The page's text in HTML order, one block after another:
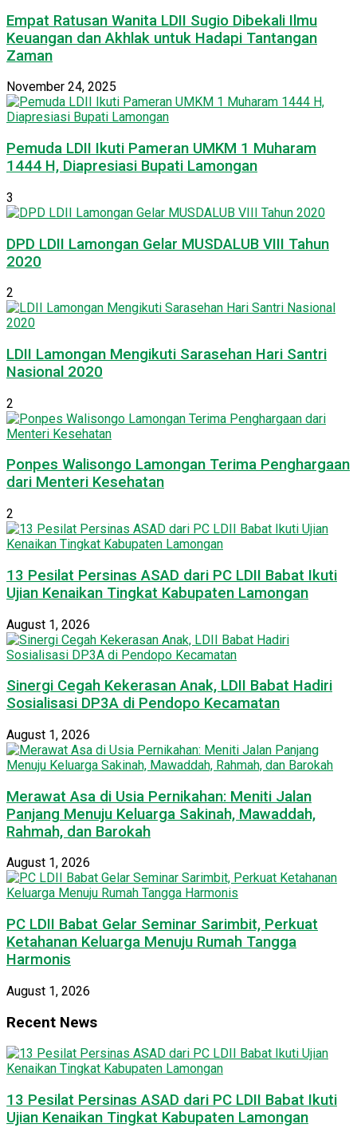
Empat Ratusan Wanita LDII Sugio Dibekali Ilmu
Keuangan dan Akhlak untuk Hadapi Tantangan
Zaman
November 24, 2025
Pemuda LDII Ikuti Pameran UMKM 1 Muharam
1444 H, Diapresiasi Bupati Lamongan
3
DPD LDII Lamongan Gelar MUSDALUB VIII Tahun
2020
2
LDII Lamongan Mengikuti Sarasehan Hari Santri
Nasional 2020
2
Ponpes Walisongo Lamongan Terima Penghargaan
dari Menteri Kesehatan
2
13 Pesilat Persinas ASAD dari PC LDII Babat Ikuti
Ujian Kenaikan Tingkat Kabupaten Lamongan
August 1, 2026
Sinergi Cegah Kekerasan Anak, LDII Babat Hadiri
Sosialisasi DP3A di Pendopo Kecamatan
August 1, 2026
Merawat Asa di Usia Pernikahan: Meniti Jalan
Panjang Menuju Keluarga Sakinah, Mawaddah,
Rahmah, dan Barokah
August 1, 2026
PC LDII Babat Gelar Seminar Sarimbit, Perkuat
Ketahanan Keluarga Menuju Rumah Tangga
Harmonis
August 1, 2026
Recent News
13 Pesilat Persinas ASAD dari PC LDII Babat Ikuti
Ujian Kenaikan Tingkat Kabupaten Lamongan